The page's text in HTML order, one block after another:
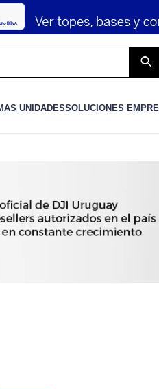
UNIDADESSOLUCIONES